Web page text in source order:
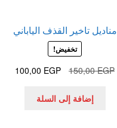
مناديل تاخير القذف الياباني
تخفيض!
150,00EGP
السعر
هو:
100,00 EGP
السعر
إضافة إلى السلة